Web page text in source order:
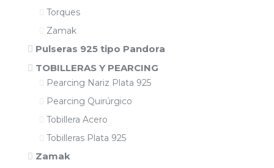
Torques
Zamak
Pulseras 925 tipo Pandora
TOBILLERAS Y PEARCING
Pearcing Nariz Plata 925
Pearcing Quirúrgico
Tobillera Acero
Tobilleras Plata 925
Zamak